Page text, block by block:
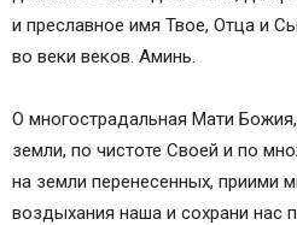
и преславное имя Твое, Отца и
во веки веков. Аминь.
О многострадальная Мати
земли, по чистоте Своей и по
на земли перенесенных, приими
воздыхания наша и сохрани нас